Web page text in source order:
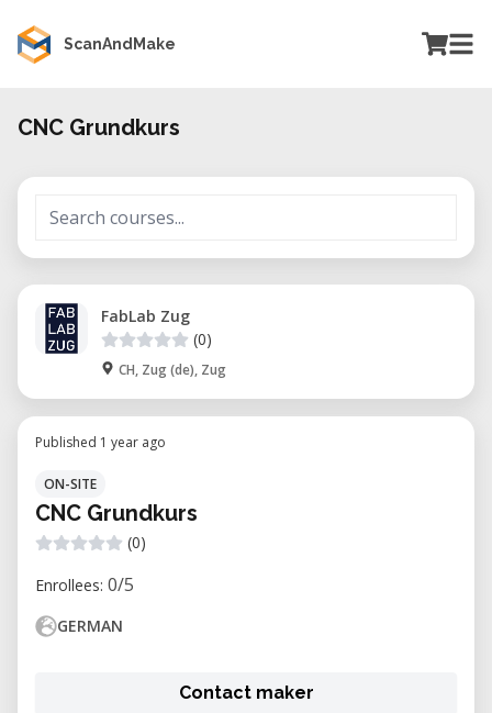
ScanAndMake
CNC Grundkurs
FabLab Zug
(0)
CH, Zug (de), Zug
Published 1 year ago
ON-SITE
CNC Grundkurs
(0)
Enrollees: 0/5
GERMAN
Contact maker